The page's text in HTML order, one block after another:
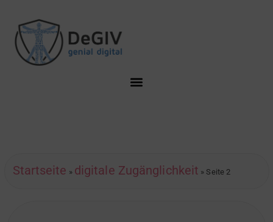
Startseite » digitale Zugänglichkeit »Seite 2